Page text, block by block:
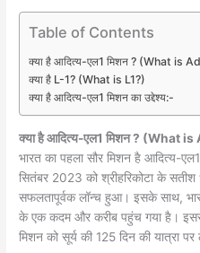
Table of Contents
क्या है आदित्य-एल1 मिशन ? (What is
क्या है L-1? (What is L1?)
क्या है आदित्य-एल1 मिशन का उद्देश्य:-
क्या है आदित्य-एल1 मिशन ? (What
भारत का पहला सौर मिशन है आदित्य-
सितंबर 2023 को श्रीहरिकोटा के
सफलतापूर्वक लॉन्च हुआ। इसके साथ,
के एक कदम और करीब पहुंच गया है।
मिशन को सूर्य की 125 दिन की यात्रा पर